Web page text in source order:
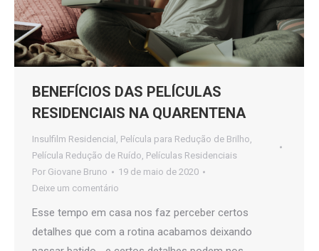
BENEFÍCIOS DAS PELÍCULAS
RESIDENCIAIS NA QUARENTENA
Insulfilm Residencial , Película para Redução de Brilho,
Película Redução de Ruído, Películas Residenciais
Por Giovane Bruno
19 de maio de 2020
Deixe um comentário
Esse tempo em casa nos faz perceber certos
detalhes que com a rotina acabamos deixando